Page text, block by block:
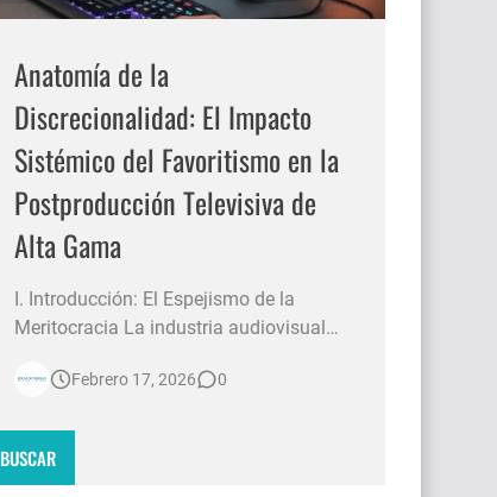
Anatomía de la
Discrecionalidad: El Impacto
Sistémico del Favoritismo en la
Postproducción Televisiva de
Alta Gama
I. Introducción: El Espejismo de la
Meritocracia La industria audiovisual
contradicciones estructurales. Mientras
tecnología 4K, escenografías de
Febrero 17, 2026 0
BUSCAR